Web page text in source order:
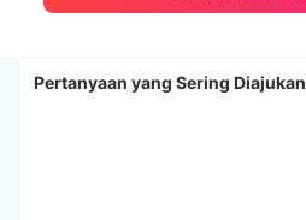
Pertanyaan yang Sering Diajukan